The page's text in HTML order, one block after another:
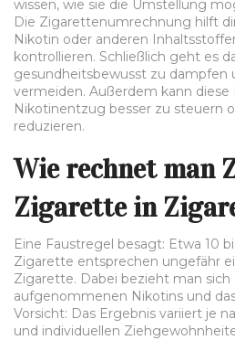
wissen, wie sie die Umstellung
Die Zigarettenumrechnung hilft
Nikotin oder anderen
kontrollieren. Schließlich geht es
gesundheitsbewusst zu dampfen
vermeiden. Außerdem kann diese
Nikotinentzug besser zu steuern
reduzieren.
Wie rechnet man
Zigarette in
Eine Faustregel besagt: Etwa 10
Zigarette entsprechen ungefähr
Zigarette. Dabei bezieht man
aufgenommenen Nikotins und
Vorsicht: Das Ergebnis variiert je
und individuellen